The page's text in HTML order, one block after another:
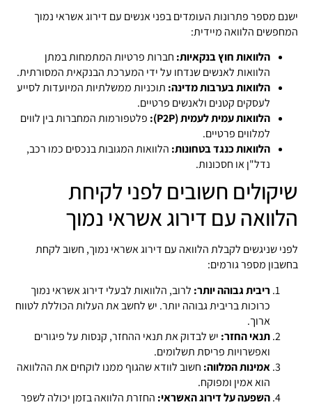
ישנם מספר פתרונות העומדים בפני אנשים עם דירוג אשראי נמוך
המחפשים הלוואה מיידית:
הלוואות חוץ בנקאיות: חברות פרטיות המתמחות במתן
הלוואות לאנשים שנדחו על ידי המערכת הבנקאית המסורתית.
הלוואות בערבות מדינה: תוכניות ממשלתיות המיועדות לסייע
לעסקים קטנים ולאנשים פרטיים.
הלוואות עמית לעמית (P2P):
פלטפורמות המחברות בין לווים
למלווים פרטיים.
הלוואות כנגד בטחונות: הלוואות המגובות בנכסים כמו רכב,
נדל"ן או חסכונות.
שיקולים חשובים לפני לקיחת
הלוואה עם דירוג אשראי נמוך
לפני שניגשים לקבלת הלוואה עם דירוג אשראי נמוך, חשוב לקחת
בחשבון מספר גורמים:
ריבית גבוהה יותר: לרוב, הלוואות לבעלי דירוג אשראי נמוך
כרוכות בריבית גבוהה יותר. יש לחשב את העלות הכוללת לטווח
ארוך.
תנאי החזר: יש לבדוק את תנאי ההחזר, קנסות על פיגורים
ואפשרויות פריסת תשלומים.
אמינות המלווה: חשוב לוודא שהגוף ממנו לוקחים את ההלוואה
הוא אמין ומפוקח.
השפעה על דירוג האשראי: החזרת הלוואה בזמן יכולה לשפר